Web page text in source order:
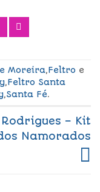
Moreira,Feltro e
,Feltro Santa
,Santa Fé.
Rodrigues – Kit
Namorados